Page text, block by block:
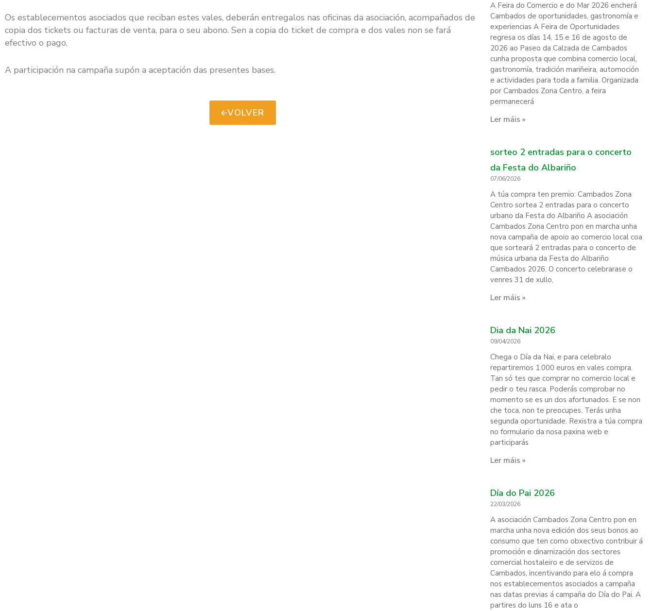
Os establecementos asociados que reciban estes vales, deberán entregalos nas oficinas da asociación, acompañados de
copia dos tickets ou facturas de venta, para o seu abono. Sen a copia do ticket de compra e dos vales non se fará
efectivo o pago.
A participación na campaña supón a aceptación das presentes bases.
VOLVER
A Feira do Comercio e do Mar 2026 encherá
Cambados de oportunidades, gastronomía e
experiencias A Feira de Oportunidades
regresa os días 14, 15 e 16 de agosto de
2026 ao Paseo da Calzada de Cambados
cunha proposta que combina comercio local,
gastronomía, tradición mariñeira, automoción
e actividades para toda a familia. Organizada
por Cambados Zona Centro, a feira
permanecerá
Ler máis »
sorteo 2 entradas para o concerto
da Festa do Albariño
07/06/2026
A túa compra ten premio: Cambados Zona
Centro sortea 2 entradas para o concerto
urbano da Festa do Albariño A asociación
Cambados Zona Centro pon en marcha unha
nova campaña de apoio ao comercio local coa
que sorteará 2 entradas para o concerto de
música urbana da Festa do Albariño
Cambados 2026. O concerto celebrarase o
venres 31 de xullo,
Ler máis »
Dia da Nai 2026
09/04/2026
Chega o Día da Nai, e para celebralo
repartiremos 1.000 euros en vales compra.
Tan só tes que comprar no comercio local e
pedir o teu rasca. Poderás comprobar no
momento se es un dos afortunados. E se non
che toca, non te preocupes. Terás unha
segunda oportunidade. Rexistra a túa compra
no formulario da nosa paxina web e
participarás
Ler máis »
Día do Pai 2026
22/03/2026
A asociación Cambados Zona Centro pon en
marcha unha nova edición dos seus bonos ao
consumo que ten como obxectivo contribuir á
promoción e dinamización dos sectores
comercial hostaleiro e de servizos de
Cambados, incentivando para elo á compra
nos establecementos asociados a campaña
nas datas previas á campaña do Día do Pai. A
partires do luns 16 e ata o